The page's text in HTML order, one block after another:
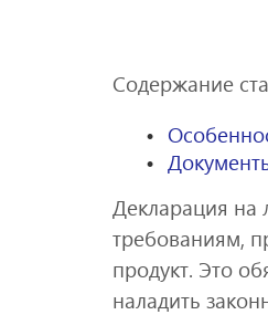
Содержание
Декларация на
требованиям,
продукт. Это
наладить